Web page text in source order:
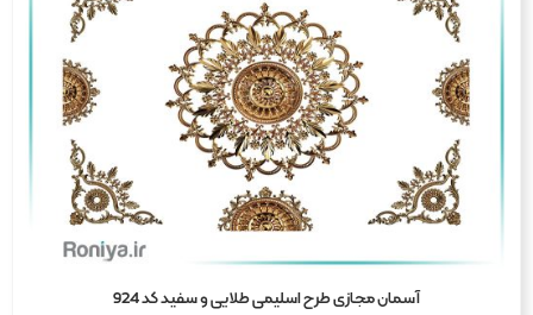
آسمان مجازی طرح اسلیمی طلایی و سفید کد 924